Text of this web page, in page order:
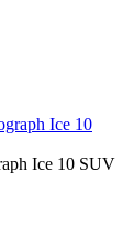
Ice 10 SUV